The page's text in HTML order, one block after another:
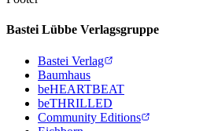
Bastei Lübbe Verlagsgruppe
Bastei Verlag
Baumhaus
beHEARTBEAT
beTHRILLED
Community Editions